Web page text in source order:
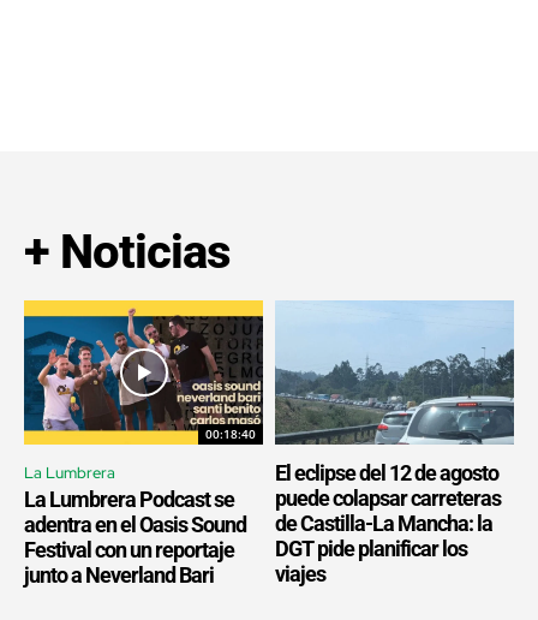
+ Noticias
00:18:40
La Lumbrera
La Lumbrera Podcast se
adentra en el Oasis Sound
Festival con un reportaje
junto a Neverland Bari
El eclipse del 12 de agosto
puede colapsar carreteras
de Castilla-La Mancha: la
DGT pide planificar los
viajes